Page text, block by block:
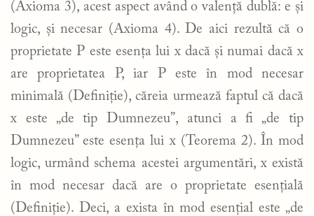
(Axioma 3), acest aspect având o valență dublă: e și
logic, și necesar (Axioma 4). De aici rezultă că o
proprietate P este esența lui x dacă și numai dacă x
are proprietatea P, iar P este în mod necesar
minimală (Definiție), căreia urmează faptul că dacă
x este „de tip Dumnezeu”, atunci a fi „de tip
Dumnezeu” este esența lui x (Teorema 2). În mod
logic, urmând schema acestei argumentări, x există
în mod necesar dacă are o proprietate esențială
(Definiție). Deci, a exista în mod esențial este „de